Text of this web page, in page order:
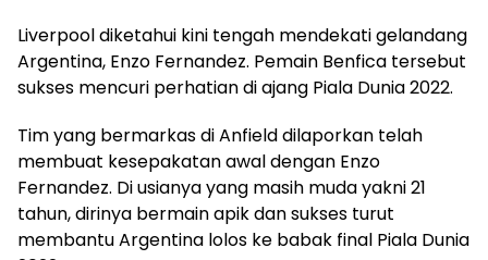
Liverpool diketahui kini tengah mendekati gelandang
Argentina, Enzo Fernandez. Pemain Benfica tersebut
sukses mencuri perhatian di ajang Piala Dunia 2022.
Tim yang bermarkas di Anfield dilaporkan telah
membuat kesepakatan awal dengan Enzo
Fernandez. Di usianya yang masih muda yakni 21
tahun, dirinya bermain apik dan sukses turut
membantu Argentina lolos ke babak final Piala Dunia